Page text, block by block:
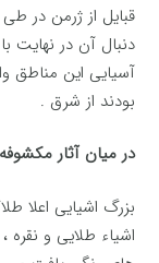
قبایل از ژرمن در
دنبال آن در نهایت
آسیایی این مناطق
بودند از شرق .
در میان آثار
بزرگ اشیایی اعلا
اشیاء طلایی و